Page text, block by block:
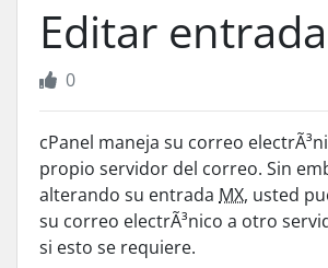
Editar
0
cPanel maneja su correo
propio servidor del correo. Sin
alterando su entrada MX, usted
su correo electrÃ³nico a otro
si esto se requiere.